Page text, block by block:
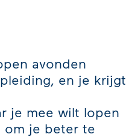
avonden
en je krijgt
je mee wilt lopen
om je beter te